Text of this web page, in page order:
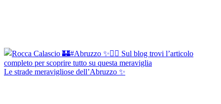
Le strade meravigliose dell’Abruzzo ✨